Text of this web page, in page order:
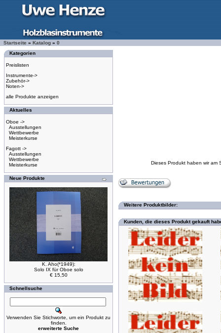
Startseite » Katalog » 0
Kategorien
Preislisten
Instrumente->
Zubehör->
Noten->
alle Produkte anzeigen
Aktuelles
Oboe ->
Ausstellungen
Wettbewerbe
Meisterkurse
Fagott ->
Ausstellungen
Wettbewerbe
Meisterkurse
Neue Produkte
K. Aho(*1949):
Solo IX für Oboe solo
€ 15,50
Schnellsuche
Verwenden Sie Stichworte, um ein Produkt zu
finden.
erweiterte Suche
Dieses Produkt haben wir am
Weitere Produktbilder:
Kunden, die dieses Produkt gekauft